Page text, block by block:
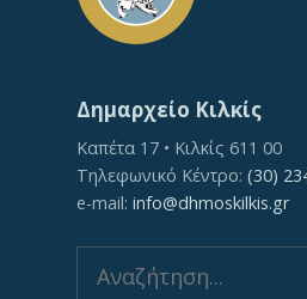
Δημαρχείο Κιλκίς
Καπέτα 17 • Κιλκίς 611 00
Τηλεφωνικό Κέντρο: (30)
e-mail: info@dhmoskilkis.gr
for: